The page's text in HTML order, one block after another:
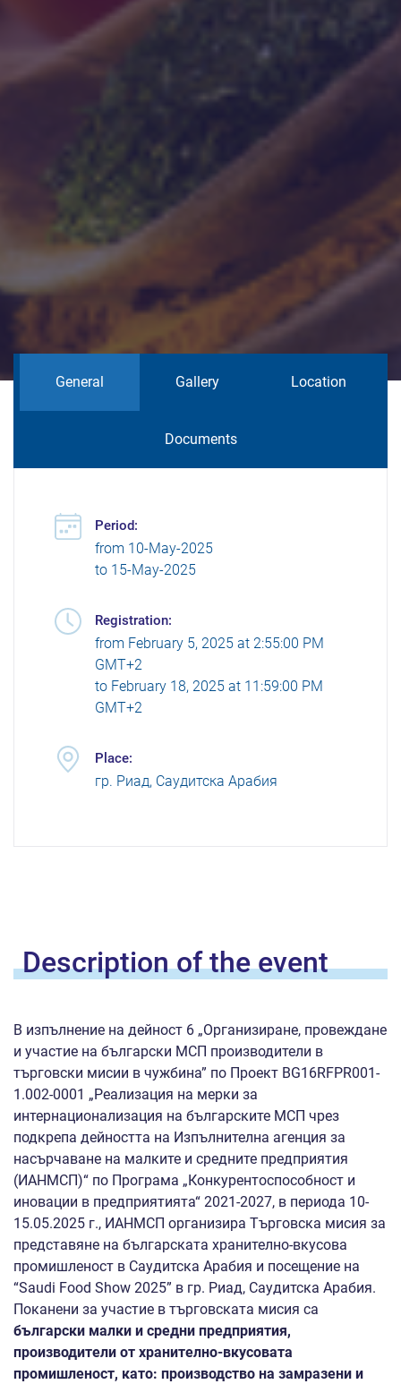
General Gallery Location
Documents
Period:
from 10-May-2025
to 15-May-2025
Registration:
from February 5, 2025 at 2:55:00 PM
GMT+2
to February 18, 2025 at 11:59:00 PM
GMT+2
Place:
гр. Риад, Саудитска Арабия
Description of theevent
В изпълнение на дейност 6 „Организиране, провеждане
и участие на български МСП производители в
търговски мисии в чужбина” по Проект BG16RFPR001-
1.002-0001 „Реализация на мерки за
интернационализация на българските МСП чрез
подкрепа дейността на Изпълнителна агенция за
насърчаване на малките и средните предприятия
(ИАНМСП)“ по Програма „Конкурентоспособност и
иновации в предприятията“ 2021-2027, в периода 10-
15.05.2025 г., ИАНМСП организира Търговска мисия за
представяне на българската хранително-вкусова
промишленост в Саудитска Арабия и посещение на
“Saudi Food Show 2025” в гр. Риад, Саудитска Арабия.
Поканени за участие в търговската мисия са
български малки и средни предприятия,
производители от хранително-вкусовата
промишленост, като: производство на замразени и